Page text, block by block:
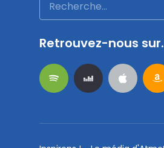
Retrouvez-nous